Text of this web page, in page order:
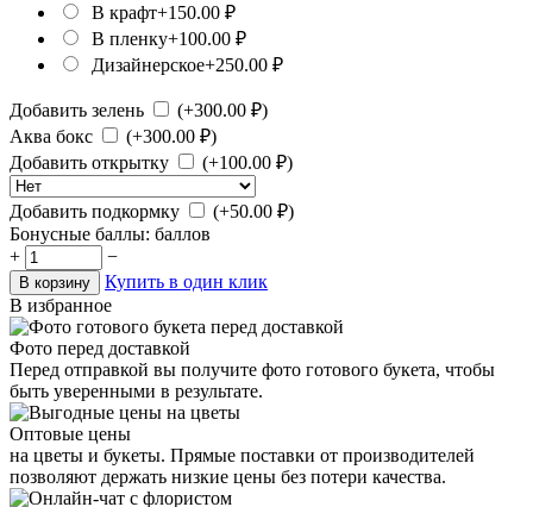
В крафт+150.00 ₽
В пленку+100.00 ₽
Дизайнерское+250.00 ₽
Добавить зелень (+300.00 ₽)
Аква бокс
(+300.00 ₽)
Добавить открытку
(+100.00 ₽)
Добавить подкормку (+50.00 ₽)
Бонусные баллы: баллов
+
−
В корзину
Купить в один клик
В избранное
Фото перед доставкой
Перед отправкой вы получите фото готового букета, чтобы
быть уверенными в результате.
Оптовые цены
на цветы и букеты. Прямые поставки от производителей
позволяют держать низкие цены без потери качества.